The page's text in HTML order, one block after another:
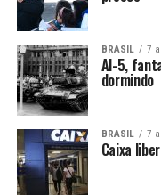
BRASIL 7
AI-5,
dormindo
BRASIL 7
Caixa